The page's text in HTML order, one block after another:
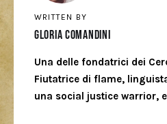
WRITTEN BY
Gloria Comandini
Una delle fondatrici dei
Fiutatrice di flame,
una social justice warrior,